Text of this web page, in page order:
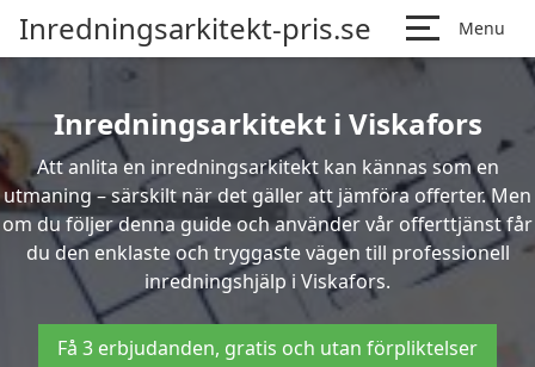
Inredningsarkitekt-pris.se Menu
Inredningsarkitekt i Viskafors
Att anlita en inredningsarkitekt kan kännas som en
utmaning – särskilt när det gäller att jämföra offerter. Men
om du följer denna guide och använder vår offerttjänst får
du den enklaste och tryggaste vägen till professionell
inredningshjälp i Viskafors.
Få 3 erbjudanden, gratis och utan förpliktelser